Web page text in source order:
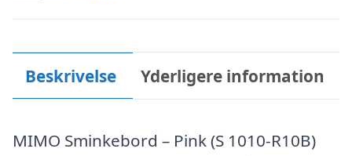
Beskrivelse Yderligere information
MIMO Sminkebord – Pink (S 1010-R10B)